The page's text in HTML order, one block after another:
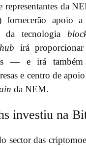
representantes da
fornecerão apoio
tecnologia
hub irá
— e irá
e centro de
da NEM.
investiu na
sector das